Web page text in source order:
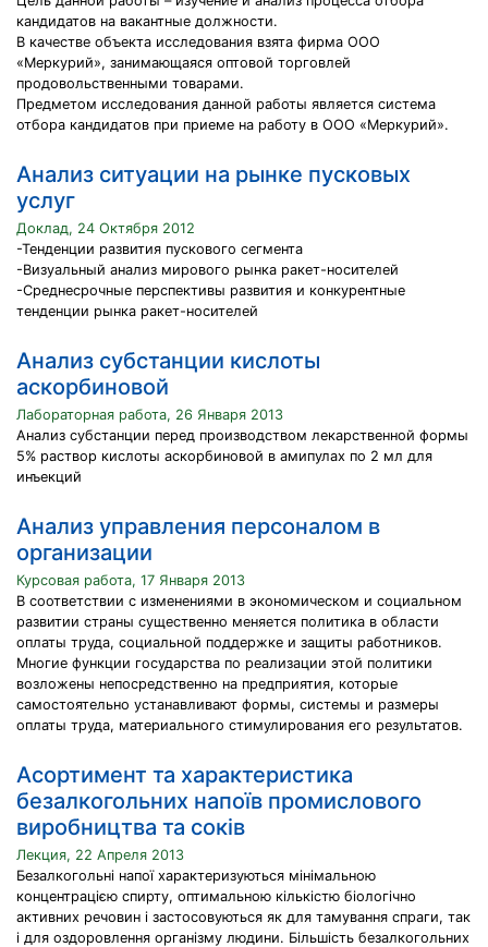
кандидатов на вакантные должности.
В качестве объекта исследования взята фирма ООО
«Меркурий», занимающаяся оптовой торговлей
продовольственными товарами.
Предметом исследования данной работы является система
отбора кандидатов при приеме на работу в ООО «Меркурий».
Анализ ситуации на рынке пусковых
услуг
Доклад, 24 Октября 2012
-Тенденции развития пускового сегмента
-Визуальный анализ мирового рынка ракет-носителей
-Среднесрочные перспективы развития и конкурентные
тенденции рынка ракет-носителей
Анализ субстанции кислоты
аскорбиновой
Лабораторная работа, 26 Января 2013
Анализ субстанции перед производством лекарственной формы
5% раствор кислоты аскорбиновой в амипулах по 2 мл для
инъекций
Анализ управления персоналом в
организации
Курсовая работа, 17 Января 2013
В соответствии с изменениями в экономическом и социальном
развитии страны существенно меняется политика в области
оплаты труда, социальной поддержке и защиты работников.
Многие функции государства по реализации этой политики
возложены непосредственно на предприятия, которые
самостоятельно устанавливают формы, системы и размеры
оплаты труда, материального стимулирования его результатов.
Асортимент та характеристика
безалкогольних напоїв промислового
виробництва та соків
Лекция, 22 Апреля 2013
Безалкогольні напої характеризуються мінімальною
концентрацією спирту, оптимальною кількістю біологічно
активних речовин і застосовуються як для тамування спраги, так
і для оздоровлення організму людини. Більшість безалкогольних